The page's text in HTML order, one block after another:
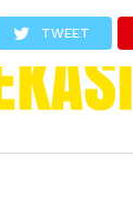
TWEET